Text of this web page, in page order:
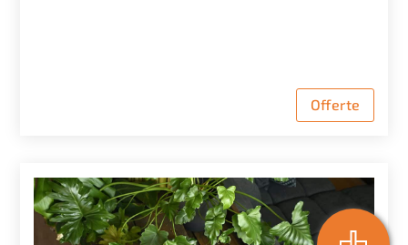
Offerte